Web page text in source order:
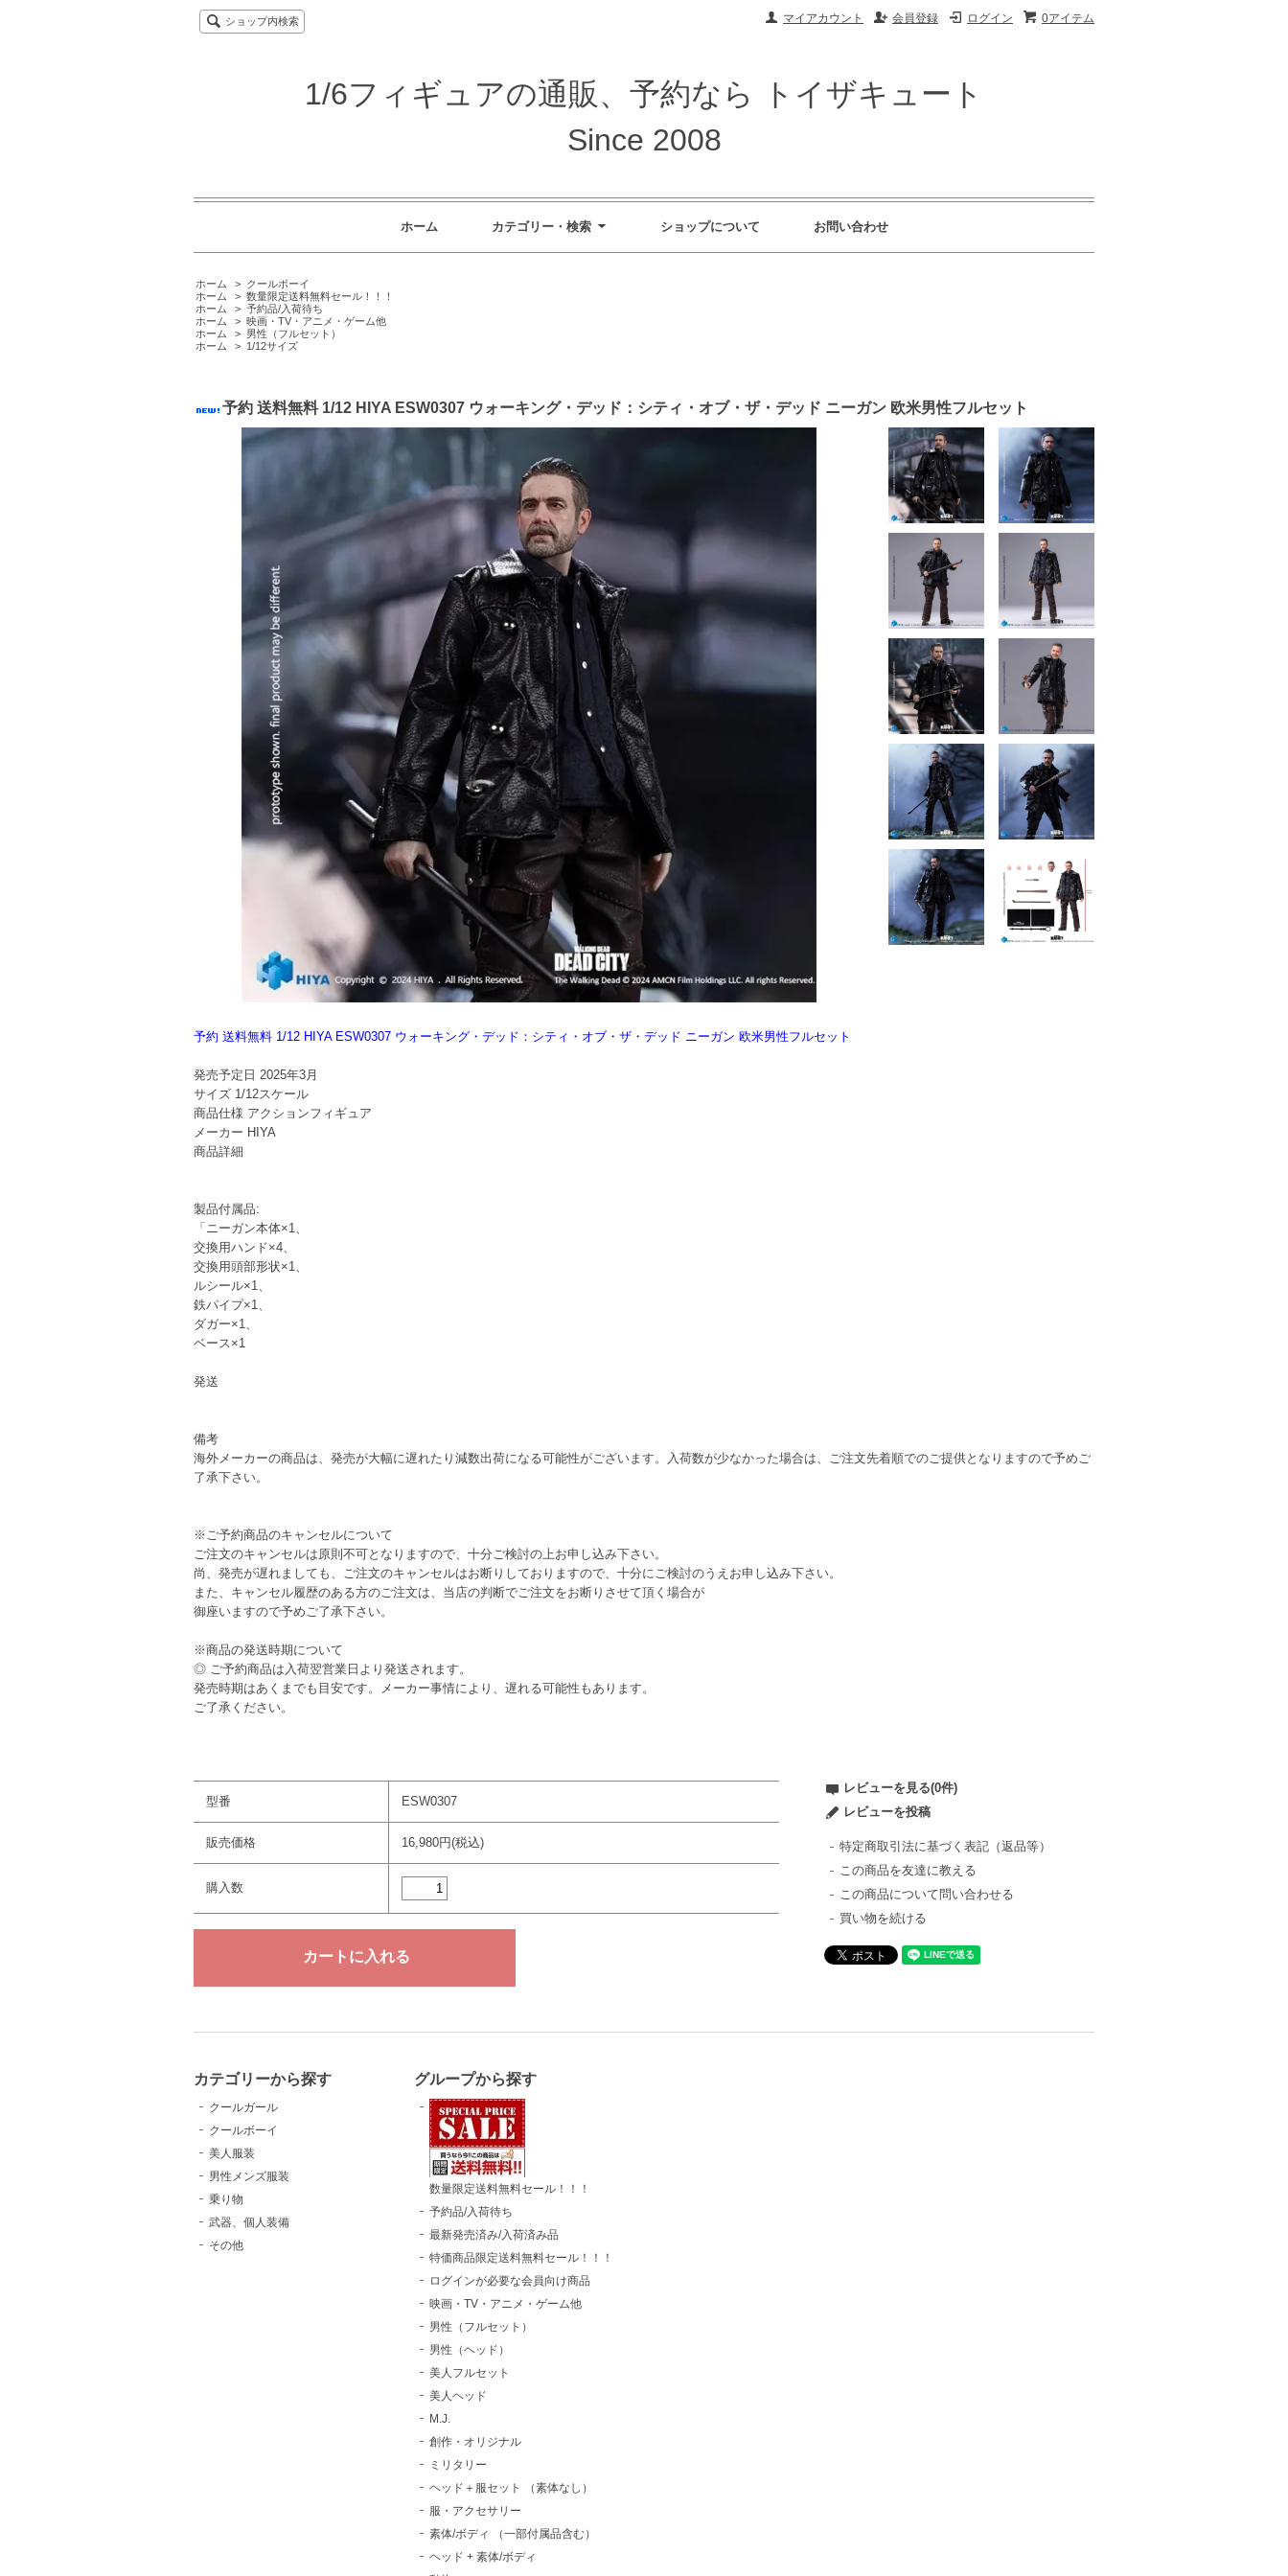
0アイテム
ログイン
会員登録
マイアカウント
ショップ内検索
1/6フィギュアの通販、予約なら トイザキュート
Since 2008
ホーム カテゴリー・検索 ショップについて お問い合わせ
ホーム > クールボーイ
ホーム
> 数量限定送料無料セール！！！
ホーム
> 予約品/入荷待ち
ホーム
> 映画・TV・アニメ・ゲーム他
ホーム
> 男性（フルセット）
ホーム
> 1/12サイズ
予約 送料無料 1/12 HIYA ESW0307 ウォーキング・デッド：シティ・オブ・ザ・デッド ニーガン 欧米男性フルセット
予約 送料無料 1/12 HIYA ESW0307 ウォーキング・デッド：シティ・オブ・ザ・デッド ニーガン 欧米男性フルセット
発売予定日 2025年3月
サイズ 1/12スケール
商品仕様 アクションフィギュア
メーカー HIYA
商品詳細
製品付属品:
「ニーガン本体×1、
交換用ハンド×4、
交換用頭部形状×1、
ルシール×1、
鉄パイプ×1、
ダガー×1、
ベース×1
発送
備考
海外メーカーの商品は、発売が大幅に遅れたり減数出荷になる可能性がございます。入荷数が少なかった場合は、ご注文先着順でのご提供となりますので予めご
了承下さい。
※ご予約商品のキャンセルについて
ご注文のキャンセルは原則不可となりますので、十分ご検討の上お申し込み下さい。
尚、発売が遅れましても、ご注文のキャンセルはお断りしておりますので、十分にご検討のうえお申し込み下さい。
また、キャンセル履歴のある方のご注文は、当店の判断でご注文をお断りさせて頂く場合が
御座いますので予めご了承下さい。
※商品の発送時期について
◎ ご予約商品は入荷翌営業日より発送されます。
発売時期はあくまでも目安です。メーカー事情により、遅れる可能性もあります。
ご了承ください。
型番 ESW0307
販売価格 16,980円(税込)
購入数
レビューを見る(0件)
レビューを投稿
特定商取引法に基づく表記（返品等）
この商品を友達に教える
この商品について問い合わせる
買い物を続ける
カテゴリーから探す
クールガール
クールボーイ
美人服装
男性メンズ服装
乗り物
武器、個人装備
その他
グループから探す
数量限定送料無料セール！！！
予約品/入荷待ち
最新発売済み/入荷済み品
特価商品限定送料無料セール！！！
ログインが必要な会員向け商品
映画・TV・アニメ・ゲーム他
男性（フルセット）
男性（ヘッド）
美人フルセット
美人ヘッド
M.J.
創作・オリジナル
ミリタリー
ヘッド＋服セット （素体なし）
服・アクセサリー
素体/ボディ （一部付属品含む）
ヘッド + 素体/ボディ